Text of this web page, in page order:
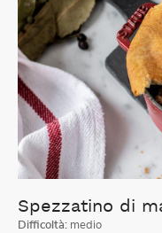
Spezzatino di
Difficoltà: medio